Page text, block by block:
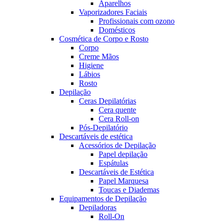
Aparelhos
Vaporizadores Faciais
Profissionais com ozono
Domésticos
Cosmética de Corpo e Rosto
Corpo
Creme Mãos
Higiene
Lábios
Rosto
Depilação
Ceras Depilatórias
Cera quente
Cera Roll-on
Pós-Depilatório
Descartáveis de estética
Acessórios de Depilação
Papel depilação
Espátulas
Descartáveis de Estética
Papel Marquesa
Toucas e Diademas
Equipamentos de Depilação
Depiladoras
Roll-On